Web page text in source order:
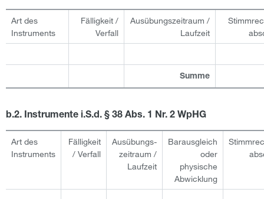
Art des
Instruments
Fälligkeit /
Verfall
Ausübungs­zeitraum /
Laufzeit
Summe
b.2. Instrumente i.S.d. § 38 Abs. 1 Nr. 2 WpHG
Art des
Instruments
Fälligkeit
/ Verfall
Ausübungs­
zeitraum /
Laufzeit
Barausgleich
oder
physische
Abwicklung